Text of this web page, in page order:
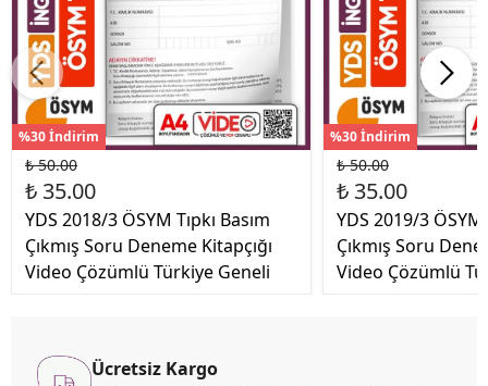
%30 İndirim
₺ 50.00
₺ 35.00
YDS 2018/3 ÖSYM Tıpkı Basım
Çıkmış Soru Deneme Kitapçığı
Video Çözümlü Türkiye Geneli
%30 İndirim
₺ 50.00
₺ 35.00
YDS 2019/3 ÖSYM
Çıkmış Soru
Video Çözümlü
Ücretsiz Kargo